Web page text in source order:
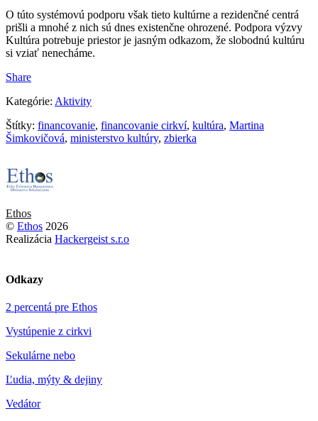
O túto systémovú podporu však tieto kultúrne a rezidenčné centrá
prišli a mnohé z nich sú dnes existenčne ohrozené. Podpora výzvy
Kultúra potrebuje priestor je jasným odkazom, že slobodnú kultúru
si vziať nenecháme.
Share
Kategórie: Aktivity
Štítky: financovanie, financovanie cirkví, kultúra, Martina
Šimkovičová, ministerstvo kultúry, zbierka
Ethos
© Ethos 2026
Realizácia Hackergeist s.r.o
Odkazy
2 percentá pre Ethos
Vystúpenie z cirkvi
Sekulárne nebo
Ľudia, mýty & dejiny
Vedátor